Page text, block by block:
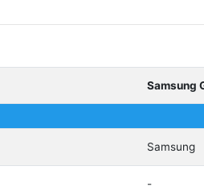
Samsung
Samsung
-